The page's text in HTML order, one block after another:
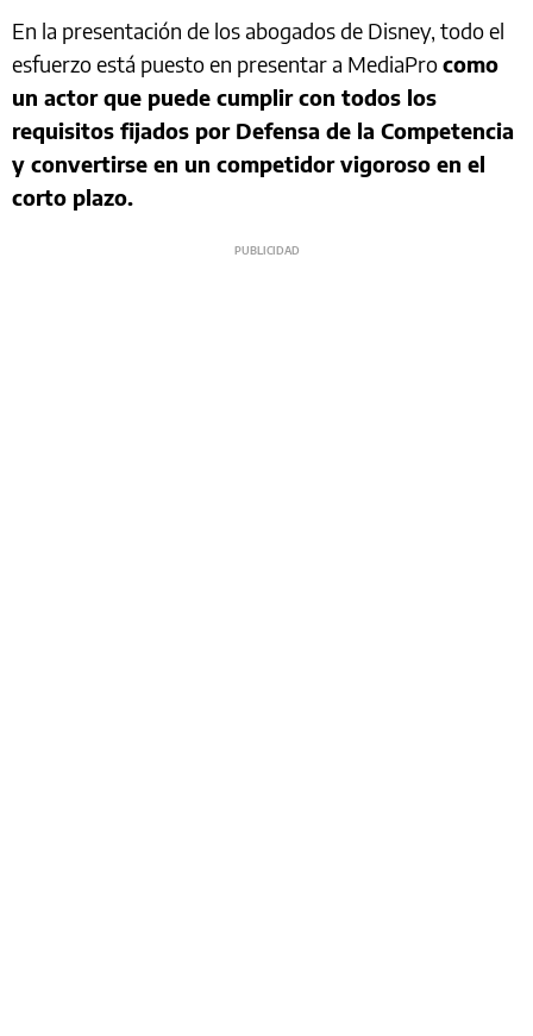
En la presentación de los abogados de Disney, todo el
esfuerzo está puesto en presentar a MediaProcomo
un actor que puede cumplir con todos los
requisitos fijados por Defensa de la Competencia
y convertirse en un competidor vigoroso en el
corto plazo.